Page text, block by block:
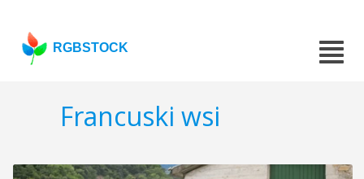
RGBSTOCK
Francuski wsi